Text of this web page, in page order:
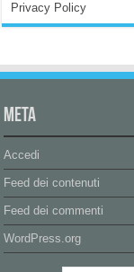
Privacy Policy
Meta
Accedi
Feed dei contenuti
Feed dei commenti
WordPress.org